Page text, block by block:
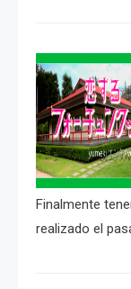
Finalmente
realizado el